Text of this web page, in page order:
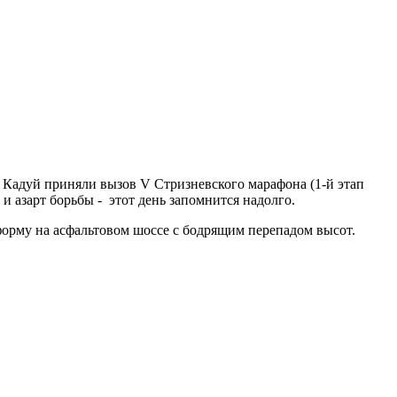
приняли вызов V Стризневского марафона (1-й этап
борьбы - этот день запомнится надолго.
на асфальтовом шоссе с бодрящим перепадом высот.